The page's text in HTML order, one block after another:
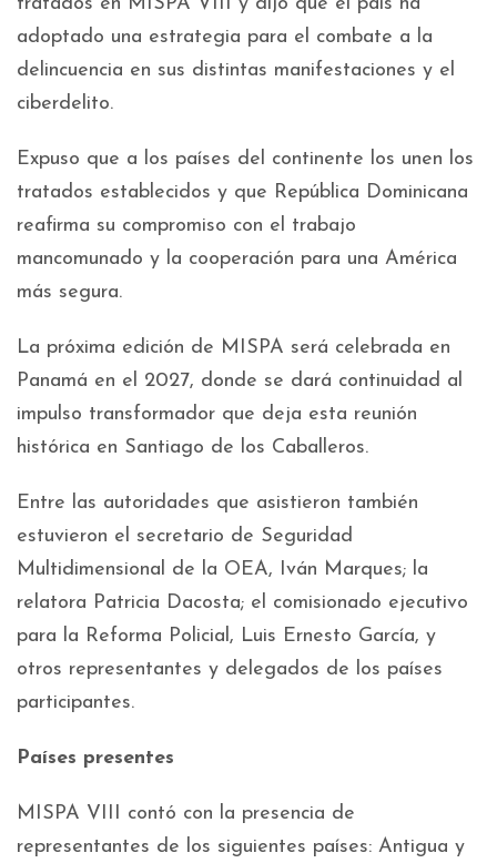
adoptado una estrategia para el combate a la
delincuencia en sus distintas manifestaciones y el
ciberdelito.
Expuso que a los países del continente los unen los
tratados establecidos y que República Dominicana
reafirma su compromiso con el trabajo
mancomunado y la cooperación para una América
más segura.
La próxima edición de MISPA será celebrada en
Panamá en el 2027, donde se dará continuidad al
impulso transformador que deja esta reunión
histórica en Santiago de los Caballeros.
Entre las autoridades que asistieron también
estuvieron el secretario de Seguridad
Multidimensional de la OEA, Iván Marques; la
relatora Patricia Dacosta; el comisionado ejecutivo
para la Reforma Policial, Luis Ernesto García, y
otros representantes y delegados de los países
participantes.
Países presentes
MISPA VIII contó con la presencia de
representantes de los siguientes países: Antigua y